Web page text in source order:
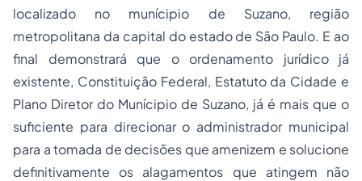
localizado no munícipio de Suzano, região
metropolitana da capital do estado de São Paulo. E ao
final demonstrará que o ordenamento jurídico já
existente, Constituição Federal, Estatuto da Cidade e
Plano Diretor do Munícipio de Suzano, já é mais que o
suficiente para direcionar o administrador municipal
para a tomada de decisões que amenizem e solucione
definitivamente os alagamentos que atingem não